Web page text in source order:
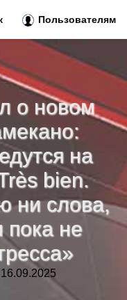
о новом
на
bien.
ни слова,
пока не
Пользователям